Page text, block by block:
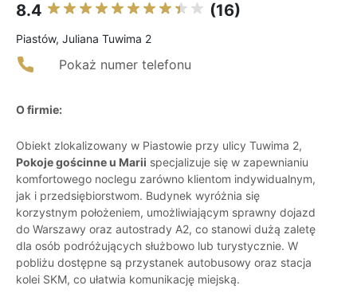
8.4 (16)
Piastów, Juliana Tuwima 2
Pokaż numer telefonu
O firmie:
Obiekt zlokalizowany w Piastowie przy ulicy Tuwima 2,
Pokoje gościnne u Marii specjalizuje się w zapewnianiu
komfortowego noclegu zarówno klientom indywidualnym,
jak i przedsiębiorstwom. Budynek wyróżnia się
korzystnym położeniem, umożliwiającym sprawny dojazd
do Warszawy oraz autostrady A2, co stanowi dużą zaletę
dla osób podróżujących służbowo lub turystycznie. W
pobliżu dostępne są przystanek autobusowy oraz stacja
kolei SKM, co ułatwia komunikację miejską.